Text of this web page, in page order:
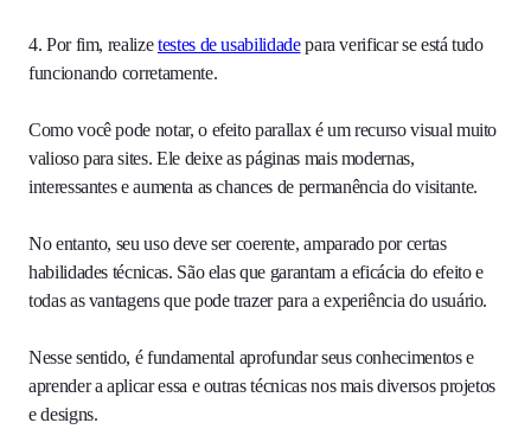
4. Por fim, realizetestes de usabilidadepara verificar se está tudo
funcionando corretamente.
Como você pode notar, o efeito parallax é um recurso visual muito
valioso para sites. Ele deixe as páginas mais modernas,
interessantes e aumenta as chances de permanência do visitante.
No entanto, seu uso deve ser coerente, amparado por certas
habilidades técnicas. São elas que garantam a eficácia do efeito e
todas as vantagens que pode trazer para a experiência do usuário.
Nesse sentido, é fundamental aprofundar seus conhecimentos e
aprender a aplicar essa e outras técnicas nos mais diversos projetos
e designs.